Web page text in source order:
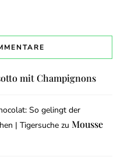
mit Champignons
So gelingt der
| Tigersuche zu Mousse